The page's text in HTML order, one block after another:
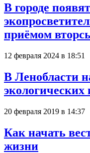
В городе
приёмом
12 февраля 2024 в 18:51
В Ленобласти
экологических
20 февраля 2019 в 14:37
Как начать
жизни